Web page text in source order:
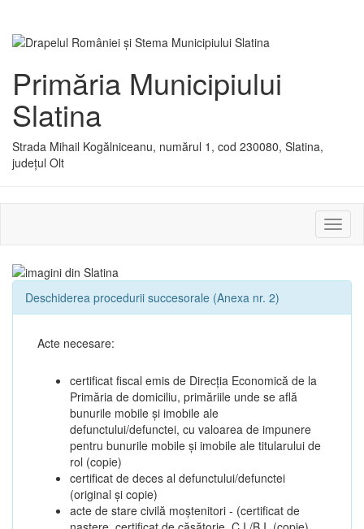
Primăria Municipiului
Slatina
Strada Mihail Kogălniceanu, numărul 1, cod 230080, Slatina,
județul Olt
sau
Deschiderea procedurii succesorale (Anexa nr. 2)
Acte necesare:
certificat fiscal emis de Direcția Economică de la
Primăria de domiciliu, primăriile unde se află
bunurile mobile și imobile ale
defunctului/defunctei, cu valoarea de impunere
pentru bunurile mobile și imobile ale titularului de
rol (copie)
certificat de deces al defunctului/defunctei
(original și copie)
acte de stare civilă moștenitori - (certificat de